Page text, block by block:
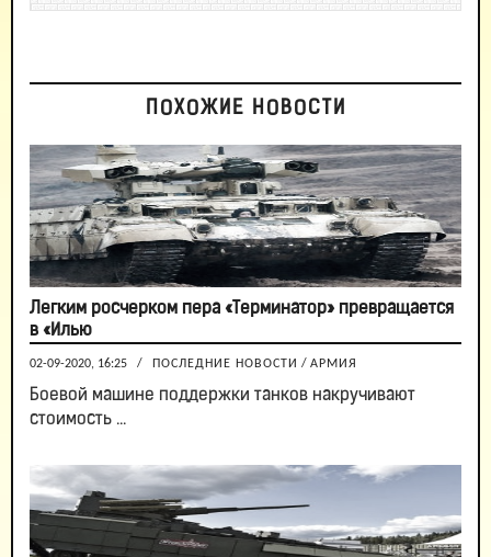
ПОХОЖИЕ НОВОСТИ
Легким росчерком пера «Терминатор» превращается
в «Илью
02-09-2020, 16:25 / ПОСЛЕДНИЕ НОВОСТИ / АРМИЯ
Боевой машине поддержки танков накручивают
стоимость ...